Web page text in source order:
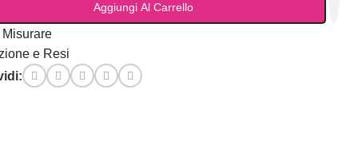
Aggiungi Al Carrello
e Resi